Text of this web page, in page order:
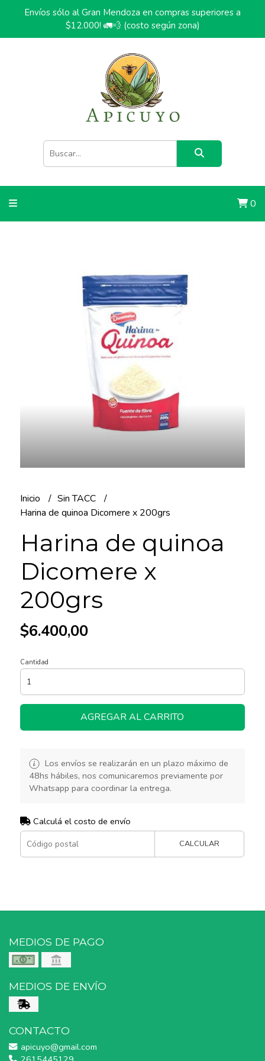
Envíos sólo al Gran Mendoza en compras superiores a
$12.000! 🚛💨 (costo según zona)
0
Inicio
Sin TACC
Harina de quinoa Dicomere x 200grs
Harina de quinoa
Dicomere x
200grs
$6.400,00
Cantidad
AGREGAR AL CARRITO
Los envíos se realizarán en un plazo máximo de
48hs hábiles, nos comunicaremos previamente por
Whatsapp para coordinar la entrega.
Calculá el costo de envío
CALCULAR
MEDIOS DE PAGO
MEDIOS DE ENVÍO
CONTACTO
apicuyo@gmail.com